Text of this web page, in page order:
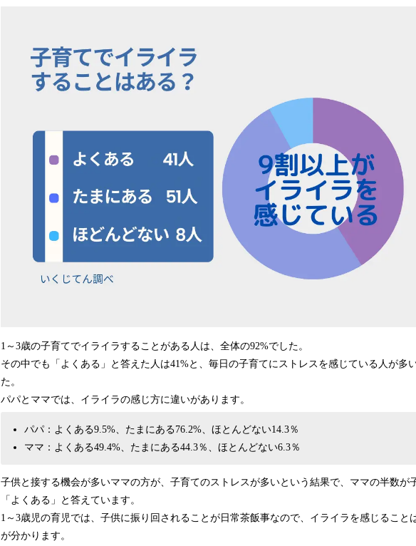
1～3歳の子育てでイライラすることがある人は、全体の92%でした。
その中でも「よくある」と答えた人は41%と、毎日の子育てにストレスを感じている人が多
た。
パパとママでは、イライラの感じ方に違いがあります。
パパ：よくある9.5%、たまにある76.2%、ほとんどない14.3％
ママ：よくある49.4%、たまにある44.3％、ほとんどない6.3％
子供と接する機会が多いママの方が、子育てのストレスが多いという結果で、ママの半数が
「よくある」と答えています。
1～3歳児の育児では、子供に振り回されることが日常茶飯事なので、イライラを感じること
が分かります。